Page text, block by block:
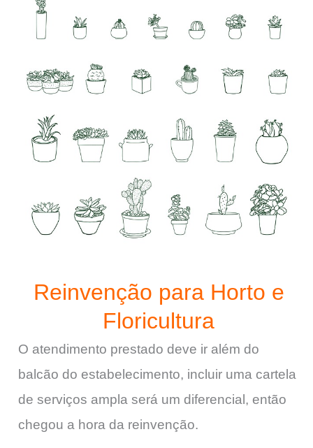
Reinvenção para Horto e
Floricultura
O atendimento prestado deve ir além do
balcão do estabelecimento, incluir uma cartela
de serviços ampla será um diferencial, então
chegou a hora da reinvenção.